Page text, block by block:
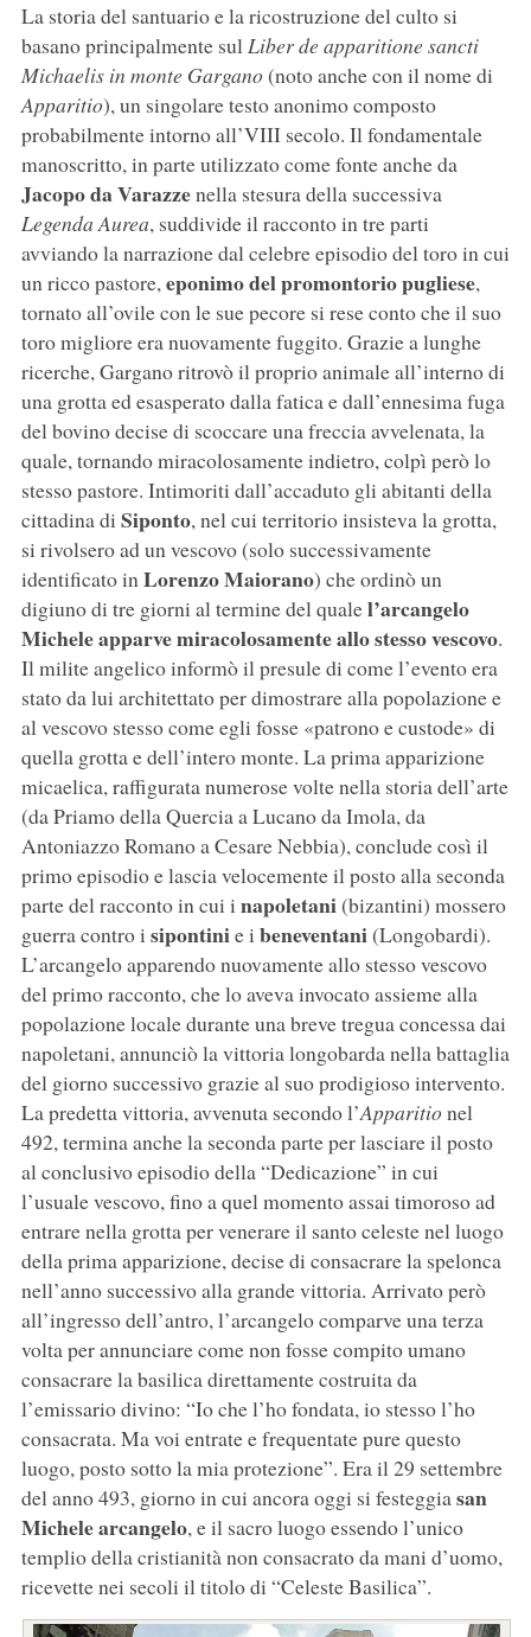
La storia del santuario e la ricostruzione del culto si
basano principalmente sulLiber de apparitione sancti
Michaelis in monte Gargano(noto anche con il nome di
Apparitio), un singolare testo anonimo composto
probabilmente intorno all’VIII secolo. Il fondamentale
manoscritto, in parte utilizzato come fonte anche da
Jacopo da Varazzenella stesura della successiva
Legenda Aurea, suddivide il racconto in tre parti
avviando la narrazione dal celebre episodio del toro in cui
un ricco pastore,eponimo del promontorio pugliese,
tornato all’ovile con le sue pecore si rese conto che il suo
toro migliore era nuovamente fuggito. Grazie a lunghe
ricerche, Gargano ritrovò il proprio animale all’interno di
una grotta ed esasperato dalla fatica e dall’ennesima fuga
del bovino decise di scoccare una freccia avvelenata, la
quale, tornando miracolosamente indietro, colpì però lo
stesso pastore. Intimoriti dall’accaduto gli abitanti della
cittadina di Siponto, nel cui territorio insisteva la grotta,
si rivolsero ad un vescovo (solo successivamente
identificato inLorenzo Maiorano) che ordinò un
digiuno di tre giorni al termine del qualel’arcangelo
Michele apparve miracolosamente allo stesso vescovo.
Il milite angelico informò il presule di come l’evento era
stato da lui architettato per dimostrare alla popolazione e
al vescovo stesso come egli fosse «patrono e custode» di
quella grotta e dell’intero monte. La prima apparizione
micaelica, raffigurata numerose volte nella storia dell’arte
(da Priamo della Quercia a Lucano da Imola, da
Antoniazzo Romano a Cesare Nebbia), conclude così il
primo episodio e lascia velocemente il posto alla seconda
parte del racconto in cui i napoletani(bizantini) mossero
guerra contro i sipontinie i beneventani(Longobardi).
L’arcangelo apparendo nuovamente allo stesso vescovo
del primo racconto, che lo aveva invocato assieme alla
popolazione locale durante una breve tregua concessa dai
napoletani, annunciò la vittoria longobarda nella battaglia
del giorno successivo grazie al suo prodigioso intervento.
La predetta vittoria, avvenuta secondo l’Apparitionel
492, termina anche la seconda parte per lasciare il posto
al conclusivo episodio della “Dedicazione” in cui
l’usuale vescovo, fino a quel momento assai timoroso ad
entrare nella grotta per venerare il santo celeste nel luogo
della prima apparizione, decise di consacrare la spelonca
nell’anno successivo alla grande vittoria. Arrivato però
all’ingresso dell’antro, l’arcangelo comparve una terza
volta per annunciare come non fosse compito umano
consacrare la basilica direttamente costruita da
l’emissario divino: “Io che l’ho fondata, io stesso l’ho
consacrata. Ma voi entrate e frequentate pure questo
luogo, posto sotto la mia protezione”. Era il 29 settembre
del anno 493, giorno in cui ancora oggi si festeggiasan
Michele arcangelo, e il sacro luogo essendo l’unico
templio della cristianità non consacrato da mani d’uomo,
ricevette nei secoli il titolo di “Celeste Basilica”.